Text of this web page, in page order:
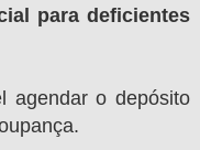
para deficientes
agendar o depósito